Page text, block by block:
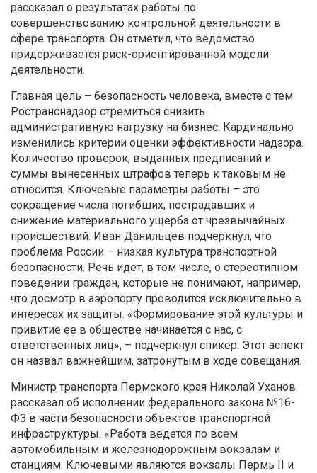
рассказал о результатах работы по
совершенствованию контрольной деятельности в
сфере транспорта. Он отметил, что ведомство
придерживается риск-ориентированной модели
деятельности.
Главная цель – безопасность человека, вместе с тем
Ространснадзор стремиться снизить
административную нагрузку на бизнес. Кардинально
изменились критерии оценки эффективности надзора.
Количество проверок, выданных предписаний и
суммы вынесенных штрафов теперь к таковым не
относится. Ключевые параметры работы – это
сокращение числа погибших, пострадавших и
снижение материального ущерба от чрезвычайных
происшествий. Иван Данильцев подчеркнул, что
проблема России – низкая культура транспортной
безопасности. Речь идет, в том числе, о стереотипном
поведении граждан, которые не понимают, например,
что досмотр в аэропорту проводится исключительно в
интересах их защиты. «Формирование этой культуры и
привитие ее в обществе начинается с нас, с
ответственных лиц», – подчеркнул спикер. Этот аспект
он назвал важнейшим, затронутым в ходе совещания.
Министр транспорта Пермского края Николай Уханов
рассказал об исполнении федерального закона №16-
ФЗ в части безопасности объектов транспортной
инфраструктуры. «Работа ведется по всем
автомобильным и железнодорожным вокзалам и
станциям. Ключевыми являются вокзалы Пермь II и